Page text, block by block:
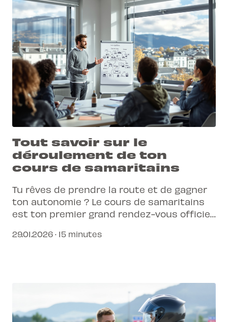
Tout savoir sur le
déroulement de ton
cours de samaritains
Tu rêves de prendre la route et de gagner
ton autonomie ? Le cours de samaritains
est ton premier grand rendez-vous officiel
Suisse.
29.01.2026 · 15 minutes